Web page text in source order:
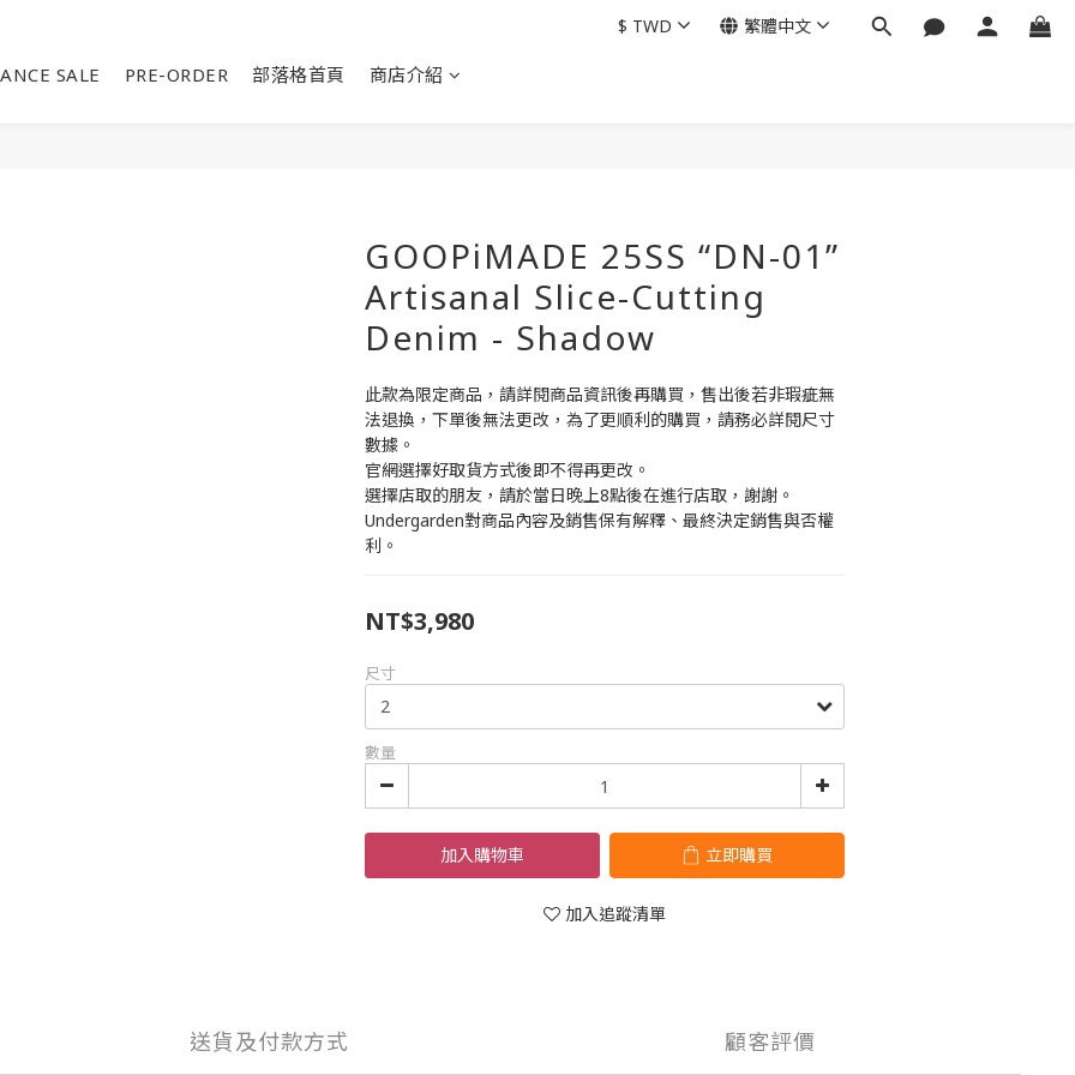
SALE PRE-ORDER 部落格首頁 商店介紹
$ TWD 繁體中文
GOOPiMADE 25SS “DN-01”
Artisanal Slice-Cutting
Denim - Shadow
此款為限定商品，請詳閱商品資訊後再購買，售出後若非瑕疵無
法退換，下單後無法更改，為了更順利的購買，請務必詳閱尺寸
數據。
官網選擇好取貨方式後即不得再更改。
選擇店取的朋友，請於當日晚上8點後在進行店取，謝謝。
Undergarden對商品內容及銷售保有解釋、最終決定銷售與否權
利。
NT$3,980
尺寸
數量
加入購物車 立即購買
加入追蹤清單
送貨及付款方式 顧客評價